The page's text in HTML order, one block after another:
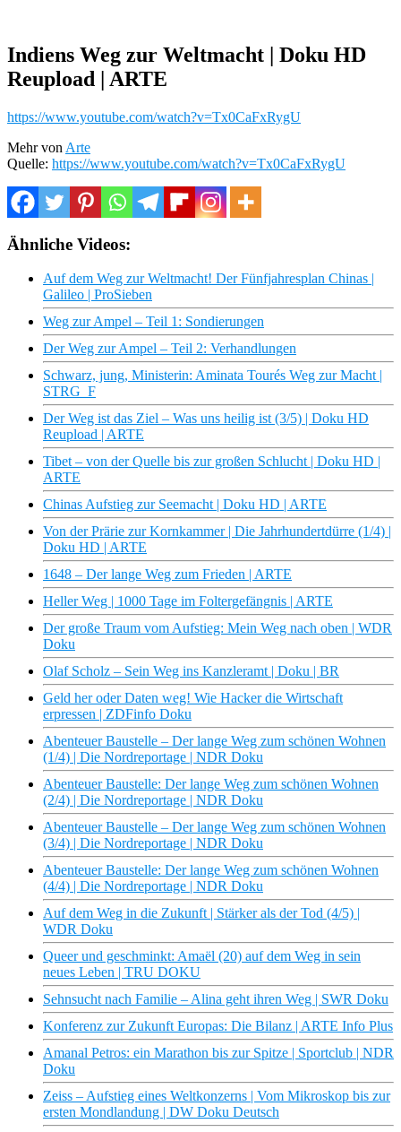
Indiens Weg zur Weltmacht | Doku HD
Reupload | ARTE
https://www.youtube.com/watch?v=Tx0CaFxRygU
Mehr von Arte
Quelle: https://www.youtube.com/watch?v=Tx0CaFxRygU
Ähnliche Videos:
Auf dem Weg zur Weltmacht! Der Fünfjahresplan Chinas |
Galileo | ProSieben
Weg zur Ampel – Teil 1: Sondierungen
Der Weg zur Ampel – Teil 2: Verhandlungen
Schwarz, jung, Ministerin: Aminata Tourés Weg zur Macht |
STRG_F
Der Weg ist das Ziel – Was uns heilig ist (3/5) | Doku HD
Reupload | ARTE
Tibet – von der Quelle bis zur großen Schlucht | Doku HD |
ARTE
Chinas Aufstieg zur Seemacht | Doku HD | ARTE
Von der Prärie zur Kornkammer | Die Jahrhundertdürre (1/4) |
Doku HD | ARTE
1648 – Der lange Weg zum Frieden | ARTE
Heller Weg | 1000 Tage im Foltergefängnis | ARTE
Der große Traum vom Aufstieg: Mein Weg nach oben | WDR
Doku
Olaf Scholz – Sein Weg ins Kanzleramt | Doku | BR
Geld her oder Daten weg! Wie Hacker die Wirtschaft
erpressen | ZDFinfo Doku
Abenteuer Baustelle – Der lange Weg zum schönen Wohnen
(1/4) | Die Nordreportage | NDR Doku
Abenteuer Baustelle: Der lange Weg zum schönen Wohnen
(2/4) | Die Nordreportage | NDR Doku
Abenteuer Baustelle – Der lange Weg zum schönen Wohnen
(3/4) | Die Nordreportage | NDR Doku
Abenteuer Baustelle: Der lange Weg zum schönen Wohnen
(4/4) | Die Nordreportage | NDR Doku
Auf dem Weg in die Zukunft | Stärker als der Tod (4/5) |
WDR Doku
Queer und geschminkt: Amaël (20) auf dem Weg in sein
neues Leben | TRU DOKU
Sehnsucht nach Familie – Alina geht ihren Weg | SWR Doku
Konferenz zur Zukunft Europas: Die Bilanz | ARTE Info Plus
Amanal Petros: ein Marathon bis zur Spitze | Sportclub | NDR
Doku
Zeiss – Aufstieg eines Weltkonzerns | Vom Mikroskop bis zur
ersten Mondlandung | DW Doku Deutsch